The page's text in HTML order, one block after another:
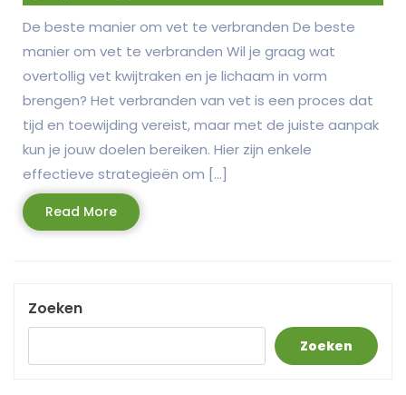
De beste manier om vet te verbranden De beste
manier om vet te verbranden Wil je graag wat
overtollig vet kwijtraken en je lichaam in vorm
brengen? Het verbranden van vet is een proces dat
tijd en toewijding vereist, maar met de juiste aanpak
kun je jouw doelen bereiken. Hier zijn enkele
effectieve strategieën om […]
Read MoreRead
More
Zoeken
Zoeken